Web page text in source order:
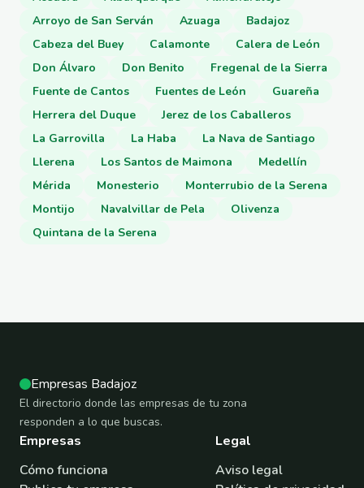
Arroyo de San Serván
Azuaga
Badajoz
Cabeza del Buey
Calamonte
Calera de León
Don Álvaro
Don Benito
Fregenal de la Sierra
Fuente de Cantos
Fuentes de León
Guareña
Herrera del Duque
Jerez de los Caballeros
La Garrovilla
La Haba
La Nava de Santiago
Llerena
Los Santos de Maimona
Medellín
Mérida
Monesterio
Monterrubio de la Serena
Montijo
Navalvillar de Pela
Olivenza
Quintana de la Serena
Empresas Badajoz
El directorio donde las empresas de tu zona
responden a lo que buscas.
Empresas
Cómo funciona
Legal
Aviso legal